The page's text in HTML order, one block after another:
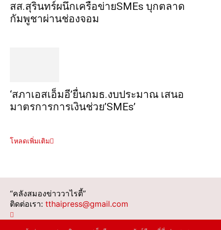
สส.สุรินทร์ผนึกเครือข่ายSMEs บุกตลาด
กัมพูชาผ่านช่องจอม
‘สภาเอสเอ็มอี’ยื่นกมธ.งบประมาณ เสนอ
มาตรการการเงินช่วย’SMEs’
โหลดเพิ่มเติม
“คลังสมองข่าววาไรตี้”
ติดต่อเรา: tthaipress@gmail.com